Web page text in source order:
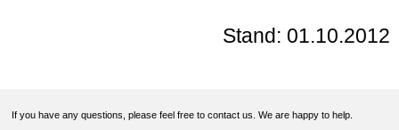
Stand: 01.10.2012
If you have any questions, please feel free to contact us. We are happy to help.